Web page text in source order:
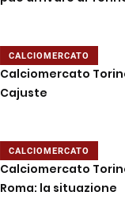
CALCIOMERCATO
Calciomercato
Cajuste
CALCIOMERCATO
Calciomercato
Roma: la situazione